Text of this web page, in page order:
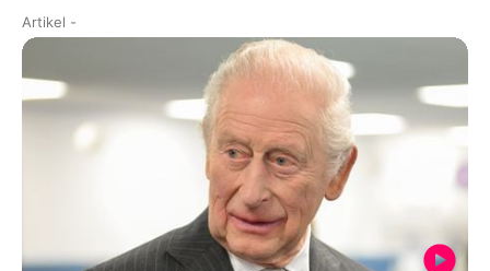
Artikel -